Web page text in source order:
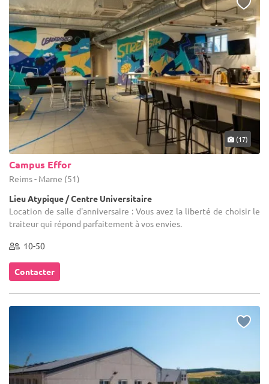
(17)
Campus Effor
Reims - Marne (51)
Lieu Atypique / Centre Universitaire
Location de salle d'anniversaire : Vous avez la liberté de choisir le
traiteur qui répond parfaitement à vos envies.
10-50
Contacter